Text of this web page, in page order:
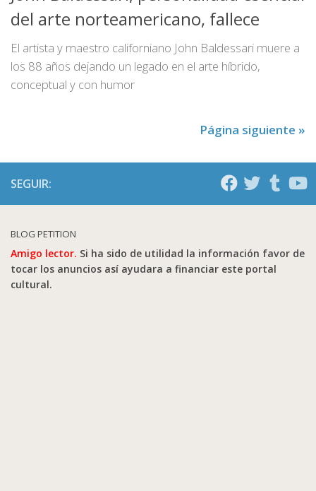
del arte norteamericano, fallece
El artista y maestro californiano John Baldessari muere a
los 88 años dejando un legado en el arte híbrido,
conceptual y con humor
Página siguiente »
SEGUIR:
BLOG PETITION
Amigo lector. Si ha sido de utilidad la información favor de
tocar los anuncios así ayudara a financiar este portal
cultural.